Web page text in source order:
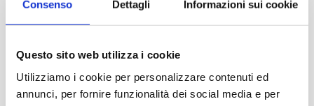
Consenso Dettagli Informazioni sui cookie
Questo sito web utilizza i cookie
Utilizziamo i cookie per personalizzare contenuti ed
annunci, per fornire funzionalità dei social media e per